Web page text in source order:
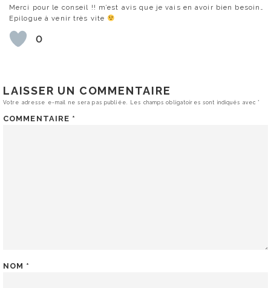
Merci pour le conseil !! m’est avis que je vais en avoir bien besoin…
Epilogue à venir très vite
0
LAISSER UN COMMENTAIRE
Votre adresse e-mail ne sera pas publiée. Les champs obligatoires sont indiqués avec*
COMMENTAIRE *
NOM *